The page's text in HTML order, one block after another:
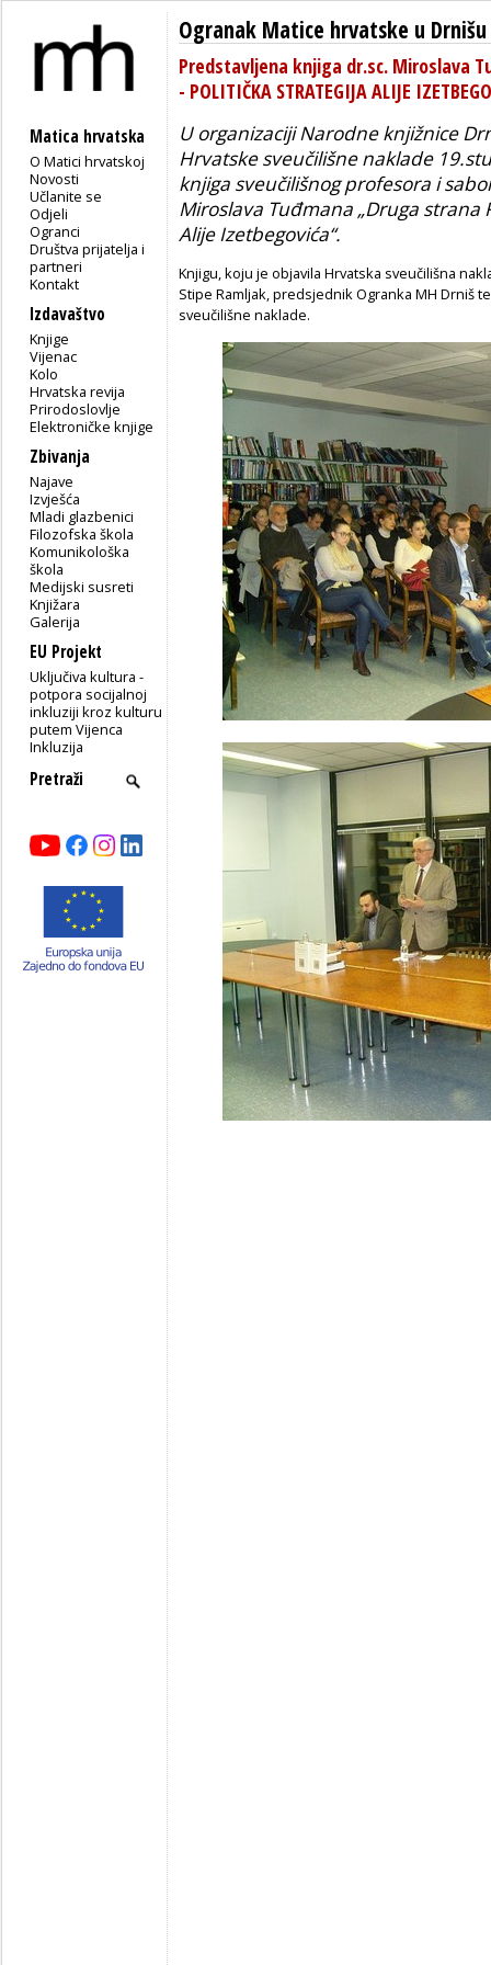
Matica hrvatska
O Matici hrvatskoj
Novosti
Učlanite se
Odjeli
Ogranci
Društva prijatelja i
partneri
Kontakt
Izdavaštvo
Knjige
Vijenac
Kolo
Hrvatska revija
Prirodoslovlje
Elektroničke knjige
Zbivanja
Najave
Izvješća
Mladi glazbenici
Filozofska škola
Komunikološka
škola
Medijski susreti
Knjižara
Galerija
EU Projekt
Uključiva kultura -
potpora socijalnoj
inkluziji kroz kulturu
putem Vijenca
Inkluzija
Ogranak Matice hrvatske u Drnišu
Predstavljena knjiga dr.sc. Miroslava
- POLITIČKA STRATEGIJA ALIJE
U organizaciji Narodne knjižnice
Hrvatske sveučilišne naklade
knjiga sveučilišnog profesora i
Miroslava Tuđmana „Druga strana
Alije Izetbegovića“.
Knjigu, koju je objavila Hrvatska sveučilišna
Stipe Ramljak, predsjednik Ogranka MH Drniš
sveučilišne naklade.